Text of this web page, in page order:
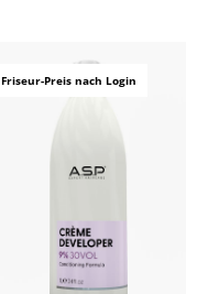
Friseur-Preis nach Login